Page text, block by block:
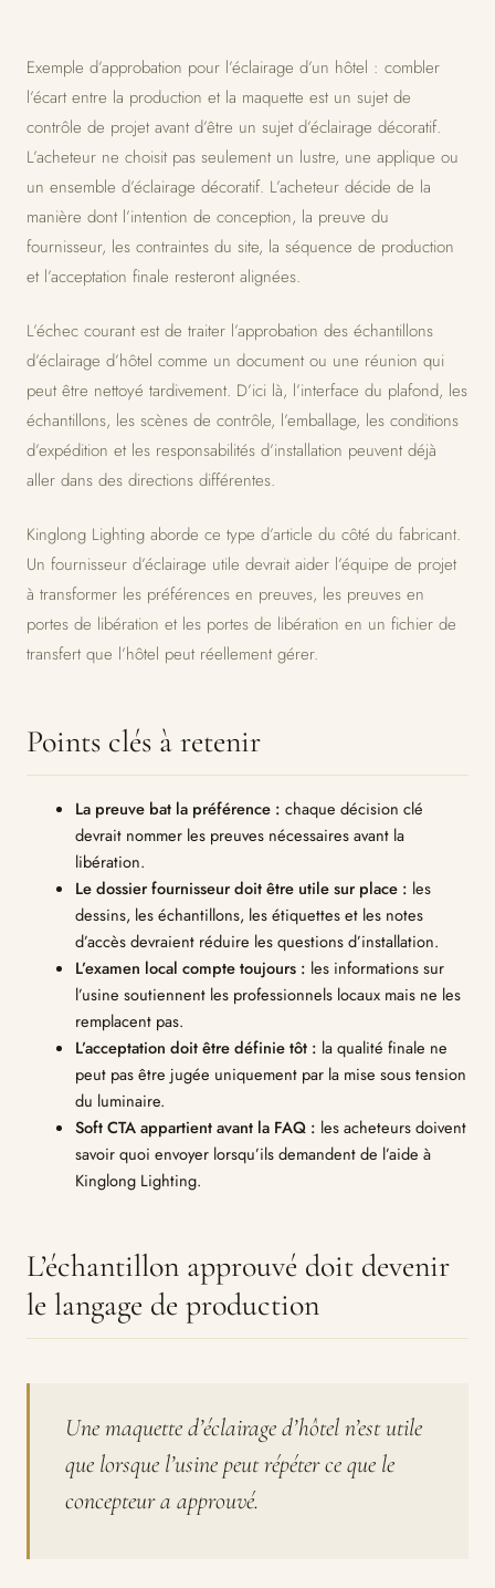
Exemple d’approbation pour l’éclairage d’un hôtel : combler
l’écart entre la production et la maquette est un sujet de
contrôle de projet avant d’être un sujet d’éclairage décoratif.
L’acheteur ne choisit pas seulement un lustre, une applique ou
un ensemble d’éclairage décoratif. L’acheteur décide de la
manière dont l’intention de conception, la preuve du
fournisseur, les contraintes du site, la séquence de production
et l’acceptation finale resteront alignées.
L’échec courant est de traiter l’approbation des échantillons
d’éclairage d’hôtel comme un document ou une réunion qui
peut être nettoyé tardivement. D’ici là, l’interface du plafond, les
échantillons, les scènes de contrôle, l’emballage, les conditions
d’expédition et les responsabilités d’installation peuvent déjà
aller dans des directions différentes.
Kinglong Lighting aborde ce type d’article du côté du fabricant.
Un fournisseur d’éclairage utile devrait aider l’équipe de projet
à transformer les préférences en preuves, les preuves en
portes de libération et les portes de libération en un fichier de
transfert que l’hôtel peut réellement gérer.
Points clés à retenir
La preuve bat la préférence : chaque décision clé
devrait nommer les preuves nécessaires avant la
libération.
Le dossier fournisseur doit être utile sur place : les
dessins, les échantillons, les étiquettes et les notes
d’accès devraient réduire les questions d’installation.
L’examen local compte toujours : les informations sur
l’usine soutiennent les professionnels locaux mais ne les
remplacent pas.
L’acceptation doit être définie tôt : la qualité finale ne
peut pas être jugée uniquement par la mise sous tension
du luminaire.
Soft CTA appartient avant la FAQ : les acheteurs doivent
savoir quoi envoyer lorsqu’ils demandent de l’aide à
Kinglong Lighting.
L’échantillon approuvé doit devenir
le langage de production
Une maquette d’éclairage d’hôtel n’est utile
que lorsque l’usine peut répéter ce que le
concepteur a approuvé.